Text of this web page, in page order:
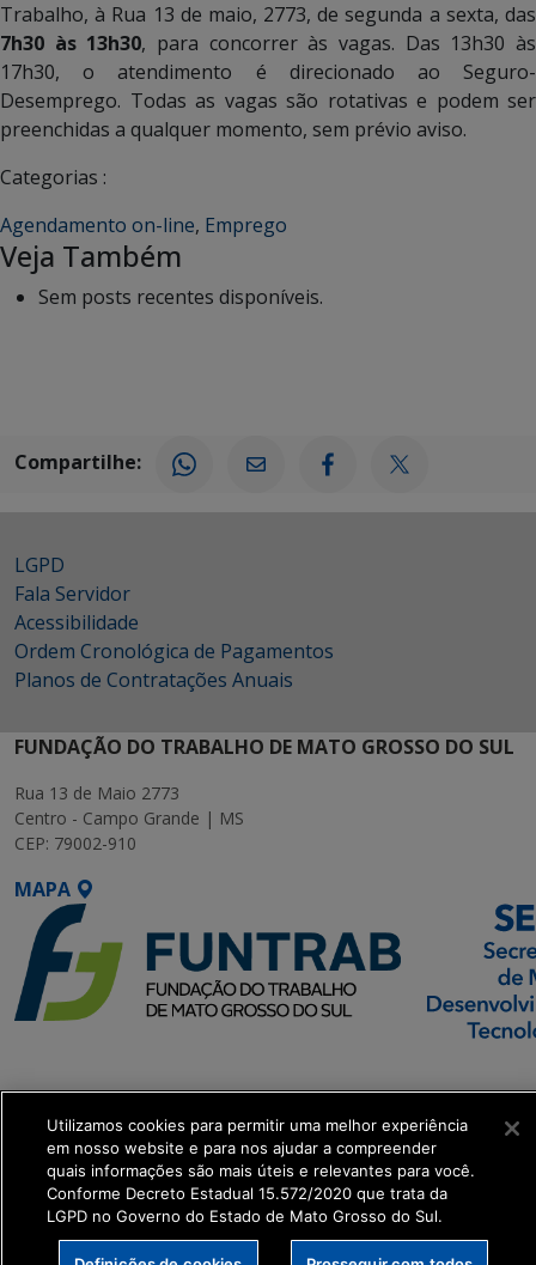
Trabalho, à Rua 13 de maio, 2773, de segunda a sexta, das
7h30 às 13h30, para concorrer às vagas. Das 13h30 às
17h30, o atendimento é direcionado ao Seguro-
Desemprego. Todas as vagas são rotativas e podem ser
preenchidas a qualquer momento, sem prévio aviso.
Categorias :
Agendamento on-line, Emprego
Veja Também
Sem posts recentes disponíveis.
Compartilhe:
LGPD
Fala Servidor
Acessibilidade
Ordem Cronológica de Pagamentos
Planos de Contratações Anuais
FUNDAÇÃO DO TRABALHO DE MATO GROSSO DO SUL
Rua 13 de Maio 2773
Centro - Campo Grande | MS
CEP: 79002-910
MAPA
Transformação Digital
get_footer();
Utilizamos cookies para permitir uma melhor experiência
em nosso website e para nos ajudar a compreender
quais informações são mais úteis e relevantes para você.
Conforme Decreto Estadual 15.572/2020 que trata da
LGPD no Governo do Estado de Mato Grosso do Sul.